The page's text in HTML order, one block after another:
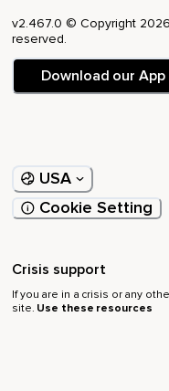
Tenemos un método,
Sabemos qué hacer.
Diciendo que esta es
contactar para este
Algo así.
planificación previa,
Podemos hacer
v2.467.0 © Copyright
reserved.
Download our App
USA
Cookie Setting
Crisis support
If you are in a crisis or any
site. Use these resources